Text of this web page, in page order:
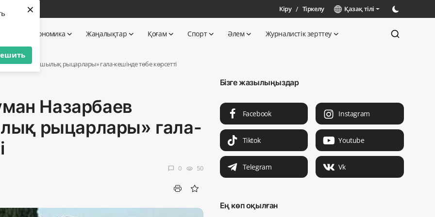
× Кіру / Тіркелу Қазақ тілі
Экономика Жаңалықтар Қоғам Спорт Әлем Журналистік зерттеу
«Рақымшылық рыцарлары» гала-кешінде төбе көрсетті
Назарбаев
рыцарлары» гала-
chat_bubble 0 visibility 50
Бізге жазылыңыздар
Facebook Instagram
Tiktok Youtube
Telegram Vk
Ең көп оқылған